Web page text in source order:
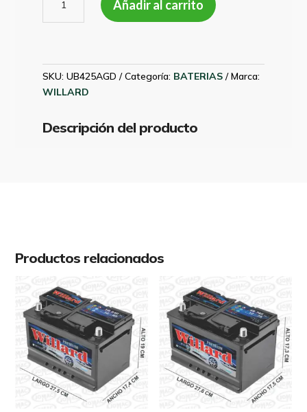
WILLARD
12V
236X126X200
cantidad
Añadir al carrito
SKU:UB425AGD Categoría: BATERIAS
Marca:
WILLARD
Descripción del producto
Productos relacionados